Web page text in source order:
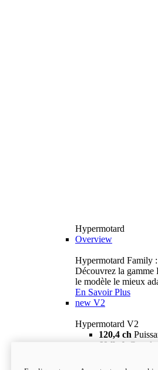
Hypermotard
Overview
Hypermotard Family
Découvrez la gamme
le modèle le mieux
En Savoir Plus
new V2
Hypermotard V2
120,4 ch
69 lb-ft
Couple
18 895 $